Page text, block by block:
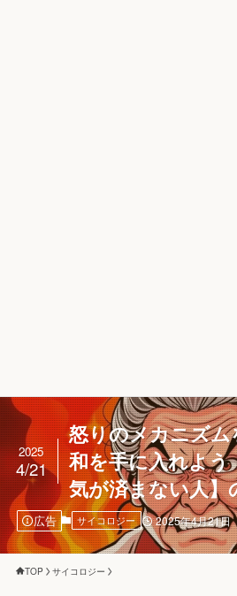
怒りのメカニズ
和を手に入れよ
気が済まない人】
2025
4/21
広告 サイコロジー 2025年4月21日
TOP サイコロジー